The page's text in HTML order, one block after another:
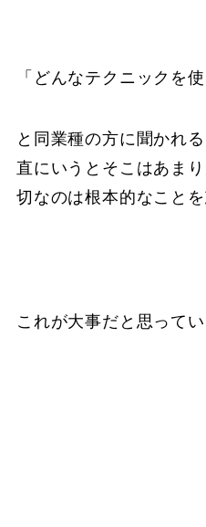
「どんなテクニックを
と同業種の方に聞かれ
直にいうとそこはあま
切なのは根本的なことを
これが大事だと思ってい